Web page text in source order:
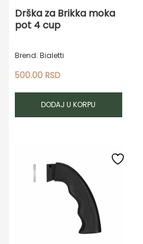
Drška za Brikka moka
pot 4 cup
Brend: Bialetti
500.00 RSD
DODAJ U KORPU